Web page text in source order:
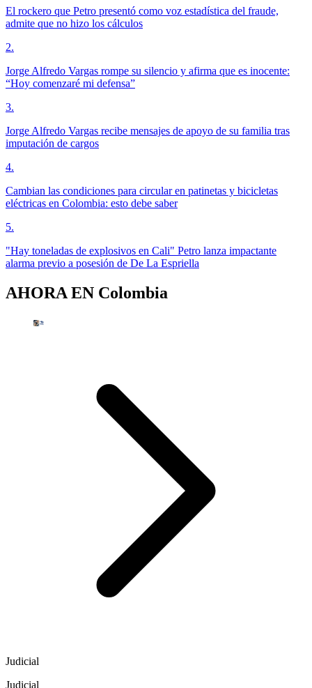
El rockero que Petro presentó como voz estadística del fraude,
admite que no hizo los cálculos
2.
Jorge Alfredo Vargas rompe su silencio y afirma que es inocente:
“Hoy comenzaré mi defensa”
3.
Jorge Alfredo Vargas recibe mensajes de apoyo de su familia tras
imputación de cargos
4.
Cambian las condiciones para circular en patinetas y bicicletas
eléctricas en Colombia: esto debe saber
5.
"Hay toneladas de explosivos en Cali" Petro lanza impactante
alarma previo a posesión de De La Espriella
AHORA EN Colombia
Judicial
Judicial